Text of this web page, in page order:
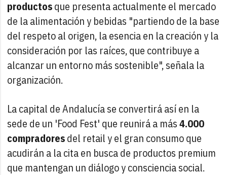
productosque presenta actualmente el mercado
de la alimentación y bebidas "partiendo de la base
del respeto al origen, la esencia en la creación y la
consideración por las raíces, que contribuye a
alcanzar un entorno más sostenible", señala la
organización.
La capital de Andalucía se convertirá así en la
sede de un 'Food Fest' que reunirá a más4.000
compradoresdel retail y el gran consumo que
acudirán a la cita en busca de productos premium
que mantengan un diálogo y consciencia social.